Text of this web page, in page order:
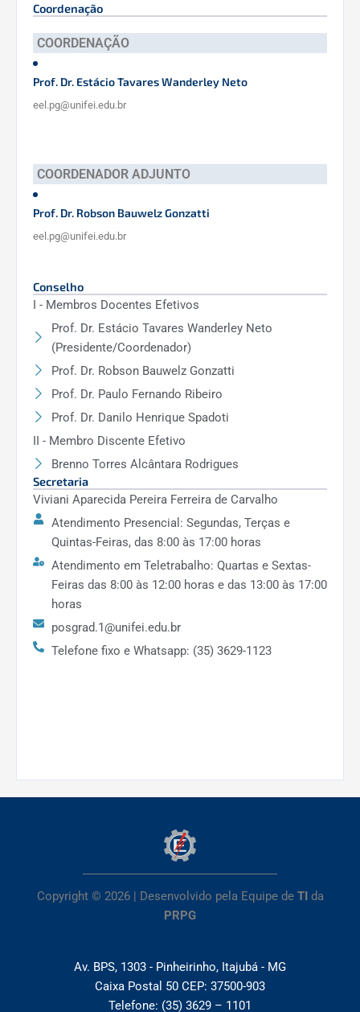
13
4
2012
75
66
65
71
67
2016
68
Coordenação
COORDENAÇÃO
Prof. Dr. Estácio Tavares Wanderley Neto
eel.pg@unifei.edu.br
COORDENADOR ADJUNTO
Prof. Dr. Robson Bauwelz Gonzatti
eel.pg@unifei.edu.br
Conselho
I - Membros Docentes Efetivos
Prof. Dr. Estácio Tavares Wanderley Neto
(Presidente/Coordenador)
Prof. Dr. Robson Bauwelz Gonzatti
Prof. Dr. Paulo Fernando Ribeiro
Prof. Dr. Danilo Henrique Spadoti
II - Membro Discente Efetivo
Brenno Torres Alcântara Rodrigues
Secretaria
Viviani Aparecida Pereira Ferreira de Carvalho
Atendimento Presencial: Segundas, Terças e
Quintas-Feiras, das 8:00 às 17:00 horas
Atendimento em Teletrabalho: Quartas e Sextas-
Feiras das 8:00 às 12:00 horas e das 13:00 às 17:00
horas
posgrad.1@unifei.edu.br
Telefone fixo e Whatsapp: (35) 3629-1123
Copyright © 2026 | Desenvolvido pela Equipe de TI da
PRPG
Av. BPS, 1303 - Pinheirinho, Itajubá - MG
Caixa Postal 50 CEP: 37500-903
Telefone: (35) 3629 – 1101